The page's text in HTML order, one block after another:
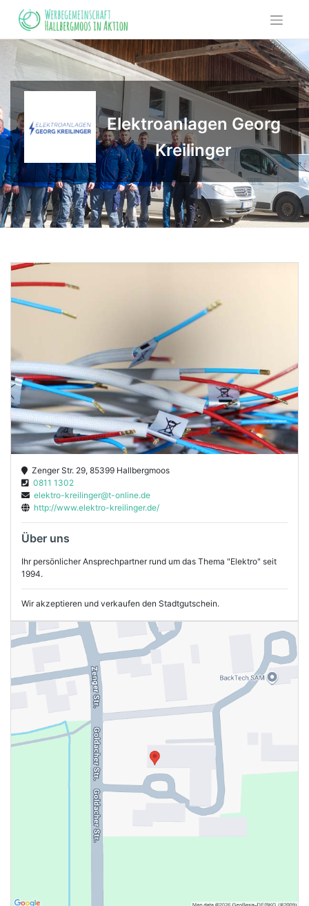
content
Elektroanlagen Georg
Kreilinger
Zenger Str. 29, 85399 Hallbergmoos
0811 1302
elektro-kreilinger@t-online.de
http://www.elektro-kreilinger.de/
Über uns
Ihr persönlicher Ansprechpartner rund um das Thema "Elektro" seit
1994.
Wir akzeptieren und verkaufen den Stadtgutschein.